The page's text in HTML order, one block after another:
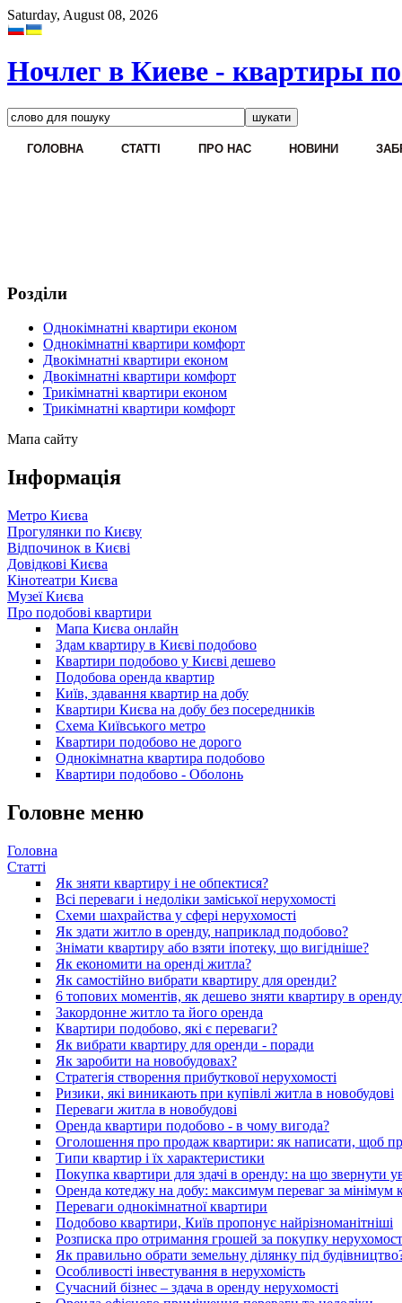
Saturday, August 08, 2026
Ночлег в Киеве - квартиры
ГОЛОВНА CТАТТІ ПРО НАС НОВИНИ
Розділи
Однокімнатні квартири економ
Однокімнатні квартири комфорт
Двокімнатні квартири економ
Двокімнатні квартири комфорт
Трикімнатні квартири економ
Трикімнатні квартири комфорт
Мапа сайту
Інформація
Метро Києва
Прогулянки по Києву
Відпочинок в Києві
Довідкові Києва
Кінотеатри Києва
Музеї Києва
Про подобові квартири
Мапа Києва онлайн
Здам квартиру в Києві подобово
Квартири подобово у Києві дешево
Подобова оренда квартир
Київ, здавання квартир на добу
Квартири Києва на добу без посередників
Схема Київського метро
Квартири подобово не дорого
Однокімнатна квартира подобово
Квартири подобово - Оболонь
Головне меню
Головна
Статті
Як зняти квартиру і не обпектися?
Всі переваги і недоліки заміської нерухомості
Схеми шахрайства у сфері нерухомості
Як здати житло в оренду, наприклад подобово?
Знімати квартиру або взяти іпотеку, що вигідніше?
Як економити на оренді житла?
Як самостійно вибрати квартиру для оренди?
6 топових моментів, як дешево зняти квартиру в оренду
Закордонне житло та його оренда
Квартири подобово, які є переваги?
Як вибрати квартиру для оренди - поради
Як заробити на новобудовах?
Стратегія створення прибуткової нерухомості
Ризики, які виникають при купівлі житла в новобудові
Переваги житла в новобудові
Оренда квартири подобово - в чому вигода?
Оголошення про продаж квартири: як написати, щоб
Типи квартир і їх характеристики
Покупка квартири для здачі в оренду: на що звернути
Оренда котеджу на добу: максимум переваг за мінімум
Переваги однокімнатної квартири
Подобово квартири, Київ пропонує найрізноманітніші
Розписка про отримання грошей за покупку
Як правильно обрати земельну ділянку під
Особливості інвестування в нерухомість
Сучасний бізнес – здача в оренду нерухомості